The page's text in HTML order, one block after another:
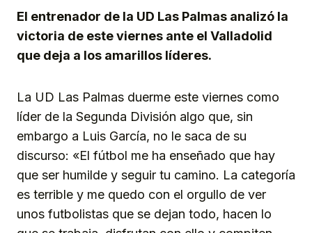
El entrenador de la UD Las Palmas analizó la
victoria de este viernes ante el Valladolid
que deja a los amarillos líderes.
La UD Las Palmas duerme este viernes como
líder de la Segunda División algo que, sin
embargo a Luis García, no le saca de su
discurso: «El fútbol me ha enseñado que hay
que ser humilde y seguir tu camino. La categoría
es terrible y me quedo con el orgullo de ver
unos futbolistas que se dejan todo, hacen lo